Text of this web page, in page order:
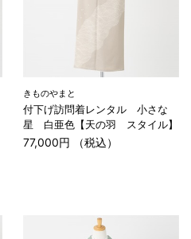
きものやまと
付下げ訪問着レンタル 小さな
星 白亜色【天の羽 スタイル】
77,000円 （税込）